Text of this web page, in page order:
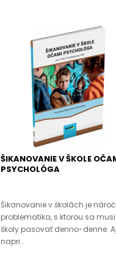
ŠIKANOVANIE V ŠKOLE
PSYCHOLÓGA
Šikanovanie v školách je
problematika, s ktorou sa
školy pasovať denno-denne.
napri..